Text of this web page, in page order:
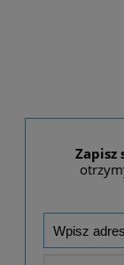
Zapisz